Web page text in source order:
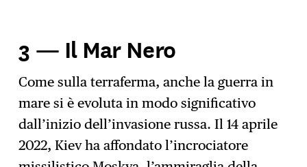
3 — Il Mar Nero
Come sulla terraferma, anche la guerra in
mare si è evoluta in modo significativo
dall’inizio dell’invasione russa. Il 14 aprile
2022, Kiev ha affondato l’incrociatore